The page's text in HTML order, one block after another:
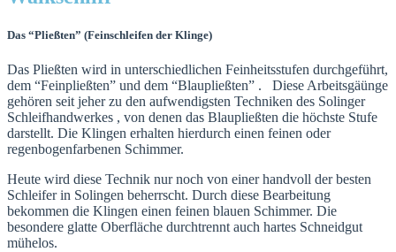
Das “Pließten” (Feinschleifen der Klinge)
Das Pließten wird in unterschiedlichen Feinheitsstufen durchgeführt,
dem “Feinpließten” und dem “Blaupließten” . Diese Arbeitsgäünge
gehören seit jeher zu den aufwendigsten Techniken des Solinger
Schleifhandwerkes , von denen das Blaupließten die höchste Stufe
darstellt. Die Klingen erhalten hierdurch einen feinen oder
regenbogenfarbenen Schimmer.
Heute wird diese Technik nur noch von einer handvoll der besten
Schleifer in Solingen beherrscht. Durch diese Bearbeitung
bekommen die Klingen einen feinen blauen Schimmer. Die
besondere glatte Oberfläche durchtrennt auch hartes Schneidgut
mühelos.